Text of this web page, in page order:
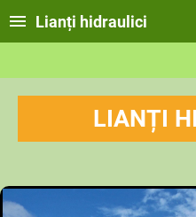
Lianți hidraulici
LIANȚI